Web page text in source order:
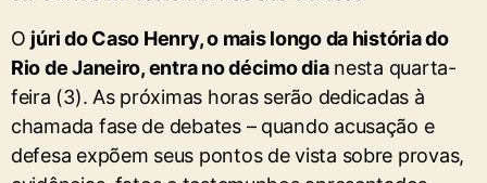
O júri do Caso Henry, o mais longo da história do
Rio de Janeiro, entra no décimo dianesta quarta-
feira (3). As próximas horas serão dedicadas à
chamada fase de debates – quando acusação e
defesa expõem seus pontos de vista sobre provas,